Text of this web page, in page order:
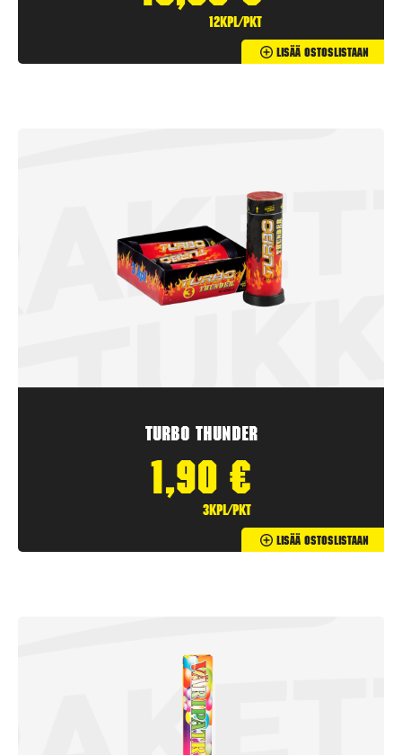
12kpl/pkt
Lisää Ostoslistaan
Turbo Thunder
1,90 €
3kpl/pkt
Lisää Ostoslistaan